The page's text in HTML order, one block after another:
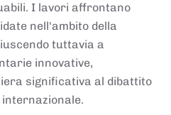
I lavori affrontano
nell'ambito della
tuttavia a
innovative,
significativa al dibattito